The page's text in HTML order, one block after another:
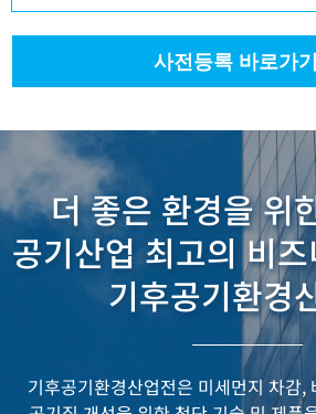
사전등록 바로가기
더 좋은 환경을 위
공기산업 최고의 비
기후공기환경
기후공기환경산업전은 미세먼지 차감,